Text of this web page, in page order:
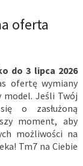
oferta
do 3 lipca 2026
ofertę wymiany
model. Jeśli Twój
o zasłużoną
moment, aby
możliwości na
Tm7 na Ciebie